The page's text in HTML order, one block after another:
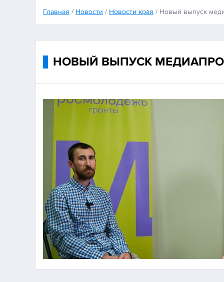
Главная / Новости / Новости края / Новый выпуск
НОВЫЙ ВЫПУСК